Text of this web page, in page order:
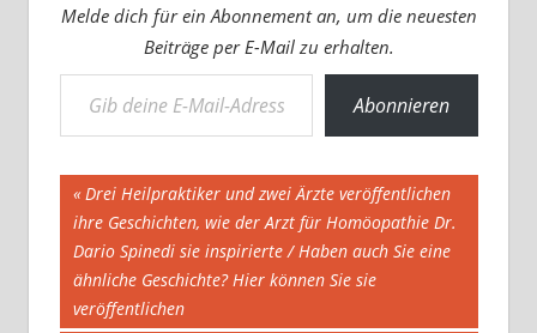
Melde dich für ein Abonnement an, um die neuesten
Beiträge per E-Mail zu erhalten.
Gib deine E-Mail-Adresse ein ...
Abonnieren
Beitragsnavigation
Vorheriger
Beitrag:
Drei Heilpraktiker und zwei Ärzte veröffentlichen
ihre Geschichten, wie der Arzt für Homöopathie Dr.
Dario Spinedi sie inspirierte / Haben auch Sie eine
ähnliche Geschichte? Hier können Sie sie
veröffentlichen